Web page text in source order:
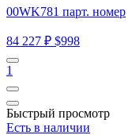
00WK781 парт. номер
84 227 ₽ $998
1
Быстрый просмотр
Есть в наличии